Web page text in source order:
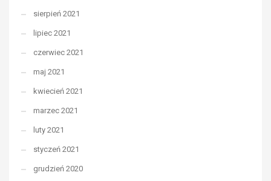
sierpień 2021
lipiec 2021
czerwiec 2021
maj 2021
kwiecień 2021
marzec 2021
luty 2021
styczeń 2021
grudzień 2020